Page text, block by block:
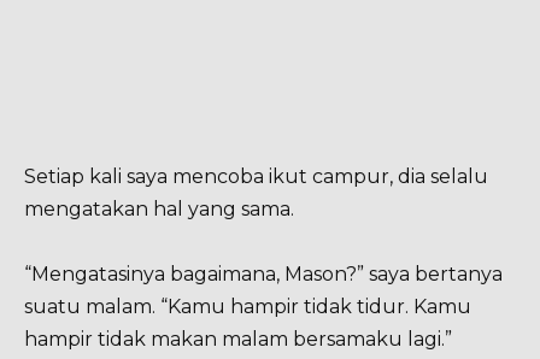
Setiap kali saya mencoba ikut campur, dia selalu
mengatakan hal yang sama.
“Mengatasinya bagaimana, Mason?” saya bertanya
suatu malam. “Kamu hampir tidak tidur. Kamu
hampir tidak makan malam bersamaku lagi.”